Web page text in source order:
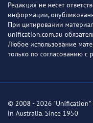
Редакция не несет
информации,
При цитировании
unification.com.au
Любое использование
только по согласованию с
© 2008 - 2026 "Unification"
in Australia. Since 1950